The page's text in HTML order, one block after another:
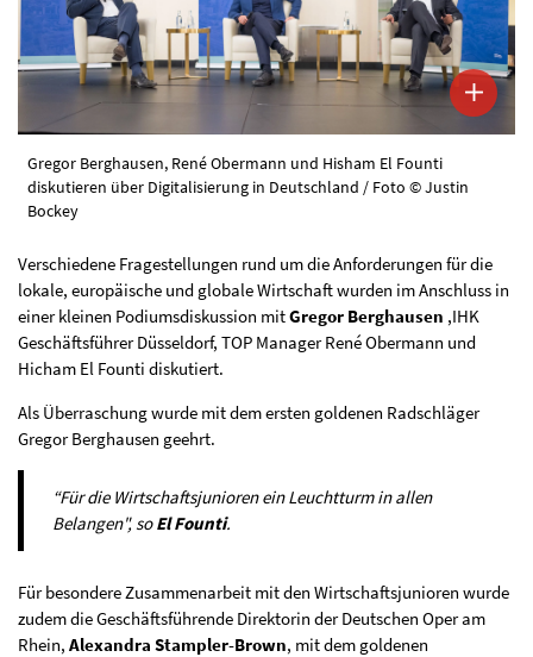
Gregor Berghausen, René Obermann und Hisham El Founti
diskutieren über Digitalisierung in Deutschland / Foto © Justin
Bockey
Verschiedene Fragestellungen rund um die Anforderungen für die
lokale, europäische und globale Wirtschaft wurden im Anschluss in
einer kleinen Podiumsdiskussion mitGregor Berghausen ,IHK
Geschäftsführer Düsseldorf, TOP Manager René Obermann und
Hicham El Founti diskutiert.
Als Überraschung wurde mit dem ersten goldenen Radschläger
Gregor Berghausen geehrt.
“Für die Wirtschaftsjunioren ein Leuchtturm in allen
Belangen", soEl Founti.
Für besondere Zusammenarbeit mit den Wirtschaftsjunioren wurde
zudem die Geschäftsführende Direktorin der Deutschen Oper am
Rhein, Alexandra Stampler-Brown, mit dem goldenen